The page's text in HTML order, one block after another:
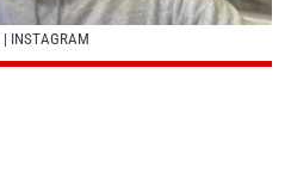
| INSTAGRAM